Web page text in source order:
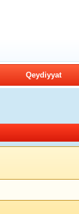
Qeydiyyat